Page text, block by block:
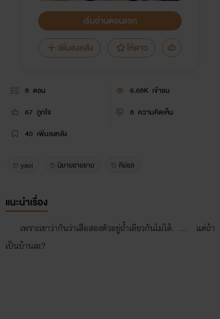
เริ่มอ่านตอนแรก
เพิ่มลงคลัง
ให้ดาว
8 ตอน 6.68K เข้าชม
67 ถูกใจ 8 ความคิดเห็น
40 เพิ่มลงคลัง
yaoi นิยายชายชาย คีย์ชล
แนะนำเรื่อง
เพราะเขาว่ากันว่าเสือสองตัวอยู่ถ้ำเดียวกันไม่ได้. ... แต่ถ้า
เป็นบ้านละ?